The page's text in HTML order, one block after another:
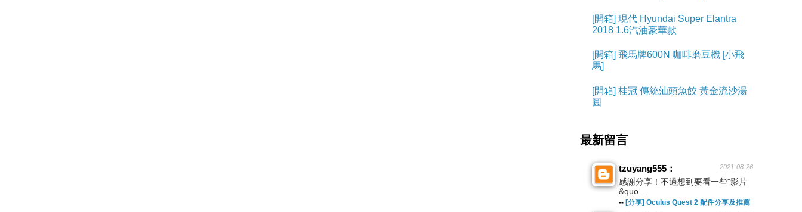
[開箱] 現代 Hyundai Super Elantra
2018 1.6汽油豪華款
[開箱] 飛馬牌600N 咖啡磨豆機 [小飛
馬]
[開箱] 桂冠 傳統汕頭魚餃 黃金流沙湯
圓
最新留言
2021-08-26
tzuyang555：
感謝分享！不過想到要看一些"影片
&quo...
-- [分享] Oculus Quest 2 配件分享及推薦